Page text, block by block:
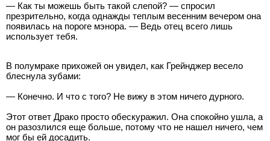
— Как ты можешь быть такой слепой? — спросил
презрительно, когда однажды теплым весенним вечером она
появилась на пороге мэнора. — Ведь отец всего лишь
использует тебя.
В полумраке прихожей он увидел, как Грейнджер весело
блеснула зубами:
— Конечно. И что с того? Не вижу в этом ничего дурного.
Этот ответ Драко просто обескуражил. Она спокойно ушла, а
он разозлился еще больше, потому что не нашел ничего, чем
мог бы ей досадить.